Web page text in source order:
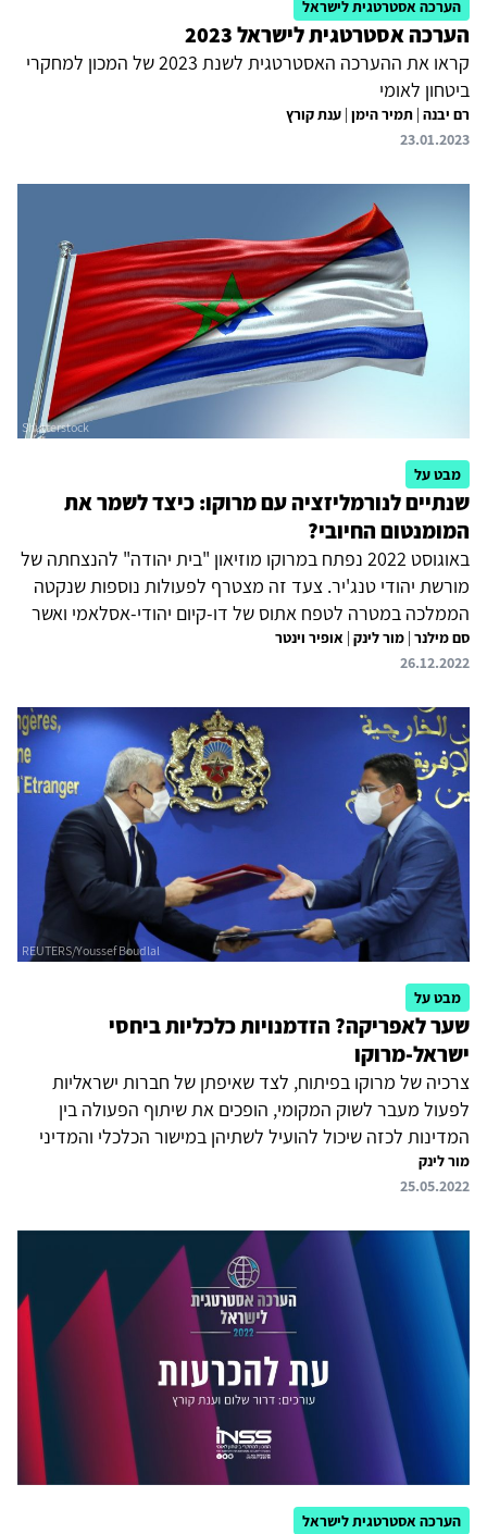
הערכה אסטרטגית לישראל
הערכה אסטרטגית לישראל 2023
קראו את ההערכה האסטרטגית לשנת 2023 של המכון למחקרי
ביטחון לאומי
רם יבנה | תמיר הימן | ענת קורץ
23.01.2023
מבט על
שנתיים לנורמליזציה עם מרוקו: כיצד לשמר את
המומנטום החיובי?
באוגוסט 2022 נפתח במרוקו מוזיאון "בית יהודה" להנצחתה של
מורשת יהודי טנג'יר. צעד זה מצטרף לפעולות נוספות שנקטה
הממלכה במטרה לטפח אתוס של דו-קיום יהודי-אסלאמי ואשר
הואצו בשנתיים האחרונות מאז חידוש יחסיה עם ישראל. מאמציה
של מרוקו לטפח את מורשתה היהודית מונעים על ידי שיקולים
גם ממעמדו הדתי של המלך, מוחמד השישי, ומהמחויבות
הנגזרת ממנו לעניין הפלסטיני. לפיכך, במטרה לחזק את
המגמות החיובית בקשרים עם מרוקו, על הממשלה החדשה
בישראל למנף את הזיקה התרבותית-דתית בין שתי המדינות;...
סם מילנר | מור לינק | אופיר וינטר
26.12.2022
מבט על
שער לאפריקה? הזדמנויות כלכליות ביחסי
ישראל-מרוקו
צרכיה של מרוקו בפיתוח, לצד שאיפתן של חברות ישראליות
לפעול מעבר לשוק המקומי, הופכים את שיתוף הפעולה בין
המדינות לכזה שיכול להועיל לשתיהן במישור הכלכלי והמדיני
כאחד ואף לקידום האינטרסים שלהן מול מדינות מערב ומרכז
אפריקה.
מור לינק
25.05.2022
הערכה אסטרטגית לישראל